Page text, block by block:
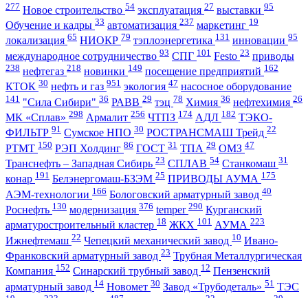
277 Новое строительство 54 эксплуатация 27 выставки 95
Обучение и кадры 33 автоматизация 237 маркетинг 19
локализация 65 НИОКР 79 тэплоэнергетика 131 инновации 95
международное сотрудничество 93 СПГ 101 Festo 23 приводы
238 нефтегаз 218 новинки 149 посещение предприятий 162
КТОК 30 нефть и газ 951 экология 47 насосное оборудование
141 "Сила Сибири" 36 РАВВ 29 тэц 78 Химия 36 нефтехимия 26
МК «Сплав» 298 Армалит 256 ЧТПЗ 174 АДЛ 182 ТЭКО-
ФИЛЬТР 91 Сумское НПО 30 РОСТРАНСМАШ Трейд 22
РТМТ 150 РЭП Холдинг 86 ГОСТ 31 ТПА 29 ОМЗ 47
Транснефть – Западная Сибирь 23 СПЛАВ 54 Станкомаш 31
конар 191 Белэнергомаш-БЗЭМ 25 ПРИВОДЫ АУМА 175
АЭМ-технологии 166 Бологовский арматурный завод 40
Роснефть 130 модернизация 376 temper 290 Курганский
арматуростроительный кластер 18 ЖКХ 101 АУМА 223
Ижнефтемаш 22 Чепецкий механический завод 10 Ивано-
Франковский арматурный завод 23 Трубная Металлургическая
Компания 152 Синарский трубный завод 12 Пензенский
арматурный завод 14 Новомет 30 Завод «Трубодеталь» 51 ТЭС